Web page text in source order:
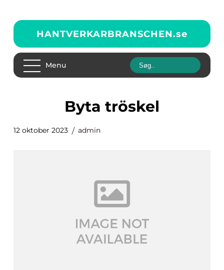
HANTVERKARBRANSCHEN.se
Menu
byta tröskel
12 oktober 2023 admin